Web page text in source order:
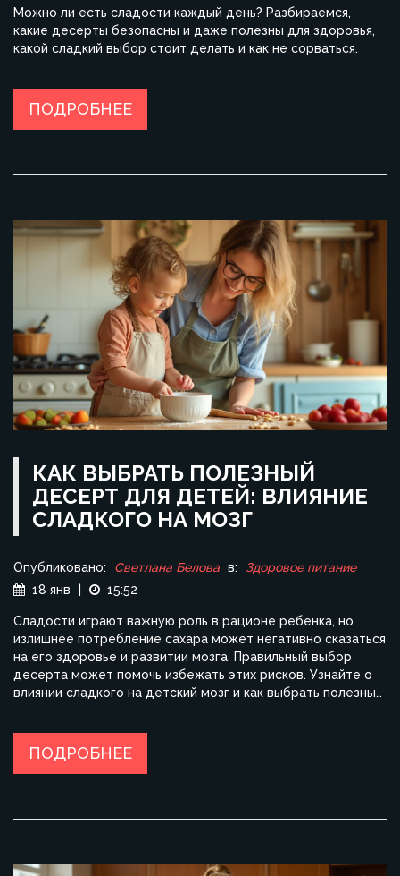
Можно ли есть сладости каждый день? Разбираемся,
какие десерты безопасны и даже полезны для здоровья,
какой сладкий выбор стоит делать и как не сорваться.
ПОДРОБНЕЕ
КАК ВЫБРАТЬ ПОЛЕЗНЫЙ
ДЕСЕРТ ДЛЯ ДЕТЕЙ: ВЛИЯНИЕ
СЛАДКОГО НА МОЗГ
Опубликовано: Светлана Белова в:
Здоровое питание
18 янв
15:52
Сладости играют важную роль в рационе ребенка, но
излишнее потребление сахара может негативно сказаться
на его здоровье и развитии мозга. Правильный выбор
десерта может помочь избежать этих рисков. Узнайте о
влиянии сладкого на детский мозг и как выбрать полезные
полезных блюд для детей.
ПОДРОБНЕЕ